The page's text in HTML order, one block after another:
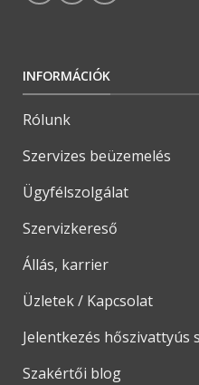
INFORMÁCIÓK
Rólunk
Szervizes beüzemelés
Ügyfélszolgálat
Szervizkereső
Állás, karrier
Üzletek / Kapcsolat
Jelentkezés
Szakértői blog